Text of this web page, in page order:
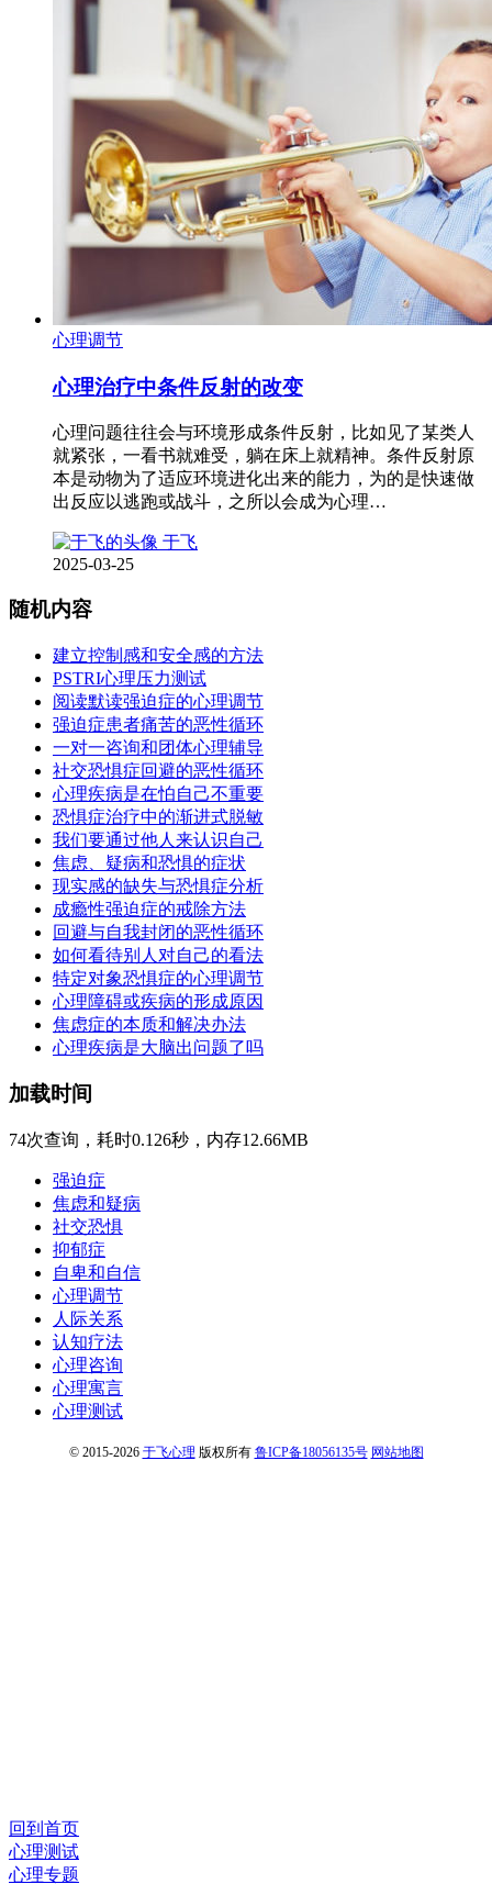
心理调节
心理治疗中条件反射的改变
心理问题往往会与环境形成条件反射，比如见了某类人
就紧张，一看书就难受，躺在床上就精神。条件反射原
本是动物为了适应环境进化出来的能力，为的是快速做
出反应以逃跑或战斗，之所以会成为心理…
于飞
2025-03-25
随机内容
建立控制感和安全感的方法
PSTRI心理压力测试
阅读默读强迫症的心理调节
强迫症患者痛苦的恶性循环
一对一咨询和团体心理辅导
社交恐惧症回避的恶性循环
心理疾病是在怕自己不重要
恐惧症治疗中的渐进式脱敏
我们要通过他人来认识自己
焦虑、疑病和恐惧的症状
现实感的缺失与恐惧症分析
成瘾性强迫症的戒除方法
回避与自我封闭的恶性循环
如何看待别人对自己的看法
特定对象恐惧症的心理调节
心理障碍或疾病的形成原因
焦虑症的本质和解决办法
心理疾病是大脑出问题了吗
加载时间
74次查询，耗时0.126秒，内存12.66MB
强迫症
焦虑和疑病
社交恐惧
抑郁症
自卑和自信
心理调节
人际关系
认知疗法
心理咨询
心理寓言
心理测试
© 2015-2026 于飞心理 版权所有 鲁ICP备18056135号 网站地图
回到首页
心理测试
心理专题